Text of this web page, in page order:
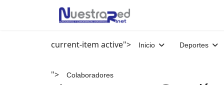
current-item active"> Inicio Deportes
"> Colaboradores